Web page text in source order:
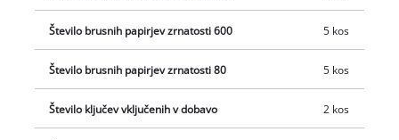
Število brusnih papirjev zrnatosti 600 5 kos
Število brusnih papirjev zrnatosti 80 5 kos
Število ključev vključenih v dobavo 2 kos